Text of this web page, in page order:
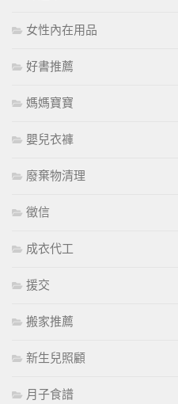
女性內在用品
好書推薦
媽媽寶寶
嬰兒衣褲
廢棄物清理
徵信
成衣代工
援交
搬家推薦
新生兒照顧
月子食譜